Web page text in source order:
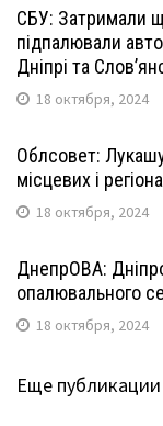
СБУ: Затримали
підпалювали
Дніпрі та
18 октября, 2024
Облсовет:
місцевих і
18 октября, 2024
ДнепрОВА:
опалювального
18 октября, 2024
Еще публикации